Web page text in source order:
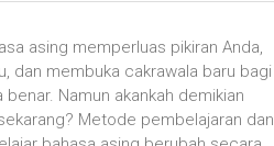
asing memperluas pikiran Anda,
dan membuka cakrawala baru bagi
Namun akankah demikian
Metode pembelajaran dan